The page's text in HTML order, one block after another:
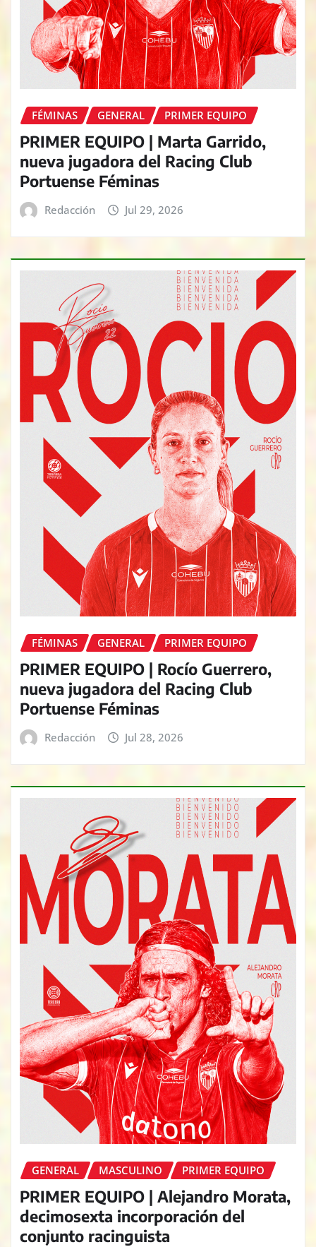
FÉMINAS GENERAL PRIMER EQUIPO
PRIMER EQUIPO | Marta Garrido,
nueva jugadora del Racing Club
Portuense Féminas
Redacción Jul 29, 2026
FÉMINAS GENERAL PRIMER EQUIPO
PRIMER EQUIPO | Rocío Guerrero,
nueva jugadora del Racing Club
Portuense Féminas
Redacción Jul 28, 2026
GENERAL MASCULINO PRIMER EQUIPO
PRIMER EQUIPO | Alejandro Morata,
decimosexta incorporación del
conjunto racinguista